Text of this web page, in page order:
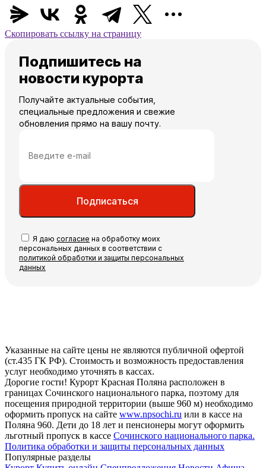
Скопировать ссылку на страницу
Подпишитесь на
новости курорта
Получайте актуальные события,
специальные предложения и свежие
обновления прямо на вашу почту.
Подписаться
Я даю согласие на обработку моих
персональных данных в соответствии с
политикой обработки и защиты персональных
данных
Указанные на сайте цены не являются публичной офертой
(ст.435 ГК РФ). Стоимость и возможность предоставления
услуг необходимо уточнять в кассах.
Дорогие гости! Курорт Красная Поляна расположен в
границах Сочинского национального парка, поэтому для
посещения природной территории (выше 960 м) необходимо
оформить пропуск на сайте www.npsochi.ru или в кассе на
Поляна 960. Дети до 18 лет и пенсионеры могут оформить
льготный пропуск в кассе Сочинского национального парка.
Политика обработки и защиты персональных данных
Популярные разделы